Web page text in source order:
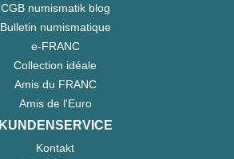
CGB numismatik blog
Bulletin numismatique
e-FRANC
Collection idéale
Amis du FRANC
Amis de l'Euro
KUNDENSERVICE
Kontakt